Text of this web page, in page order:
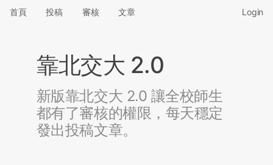
首頁 投稿 審核 文章 Login
靠北交大 2.0
新版靠北交大 2.0 讓全校師生
都有了審核的權限，每天穩定
發出投稿文章。